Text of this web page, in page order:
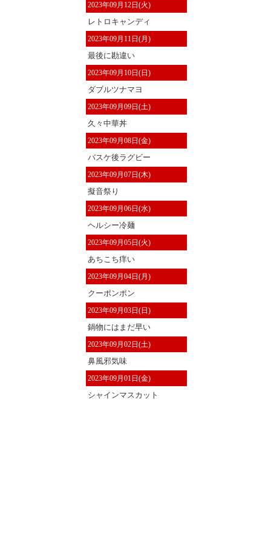
2023年09月12日(火)
レトロキャンディ
2023年09月11日(月)
最後に勘違い
2023年09月10日(日)
ダブルツナマヨ
2023年09月09日(土)
久々中華丼
2023年09月08日(金)
バスケ後ラグビー
2023年09月07日(木)
擬音祭り
2023年09月06日(水)
ヘルシー冷麺
2023年09月05日(火)
あちこち痒い
2023年09月04日(月)
クーポンポン
2023年09月03日(日)
鍋物にはまだ早い
2023年09月02日(土)
鼻風邪気味
2023年09月01日(金)
シャインマスカット